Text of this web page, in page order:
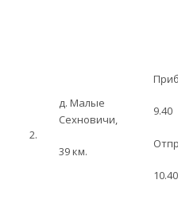
2.
д. Малые
Сехновичи,
39 км.
9.40
10.40